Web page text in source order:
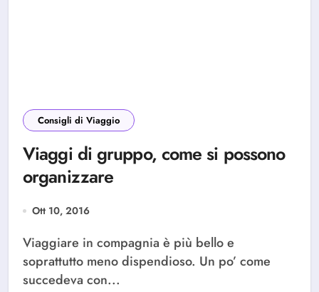
Consigli di Viaggio
Viaggi di gruppo, come si possono
organizzare
Ott 10, 2016
Viaggiare in compagnia è più bello e
soprattutto meno dispendioso. Un po’ come
succedeva con...